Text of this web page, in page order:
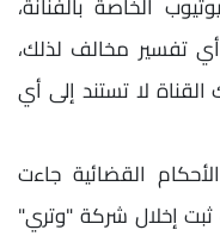
تفسير مخالف لذلك،
القناة لا تستند إلى أي
القضائية جاءت
إخلال شركة "وتري"